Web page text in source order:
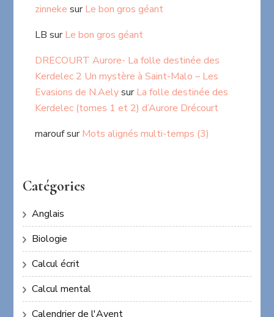
zinneke surLe bon gros géant
LB surLe bon gros géant
DRECOURT Aurore- La folle destinée des
Kerdelec 2 Un mystère à Saint-Malo – Les
Evasions de N.AelysurLa folle destinée des
Kerdelec (tomes 1 et 2) d’Aurore Drécourt
maroufsurMots alignés multi-temps (3)
Catégories
Anglais
Biologie
Calcul écrit
Calcul mental
Calendrier de l'Avent